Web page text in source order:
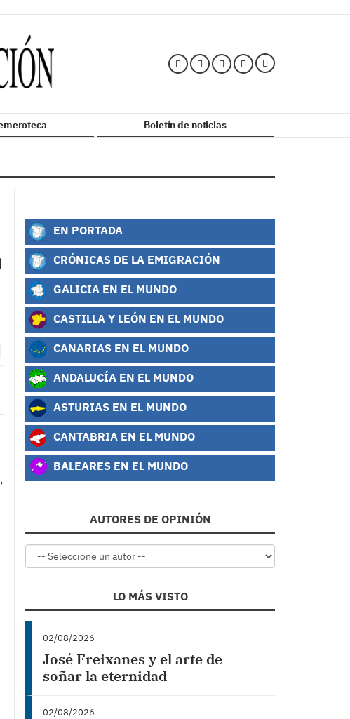
Boletín de noticias
EN PORTADA
CRÓNICAS DE LA EMIGRACIÓN
GALICIA EN EL MUNDO
CASTILLA Y LEÓN EN EL MUNDO
CANARIAS EN EL MUNDO
ANDALUCÍA EN EL MUNDO
ASTURIAS EN EL MUNDO
CANTABRIA EN EL MUNDO
BALEARES EN EL MUNDO
AUTORES DE OPINIÓN
LO MÁS VISTO
02/08/2026
José Freixanes y el arte de
soñar la eternidad
02/08/2026